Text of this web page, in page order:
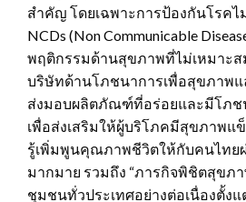
สำคัญ โดยเฉพาะการป้องกันโรคไ
NCDs (Non Communicable
พฤติกรรมด้านสุขภาพที่ไม่เหมาะส
บริษัทด้านโภชนาการเพื่อสุขภาพ
ส่งมอบผลิตภัณฑ์ที่อร่อยและมีโภช
เพื่อส่งเสริมให้ผู้บริโภคมีสุขภาพแ
รู้เพิ่มพูนคุณภาพชีวิตให้กับคนไทย
มากมาย รวมถึง “ภารกิจพิชิตสุขภ
ชุมชนทั่วประเทศอย่างต่อเนื่องตั้งแ